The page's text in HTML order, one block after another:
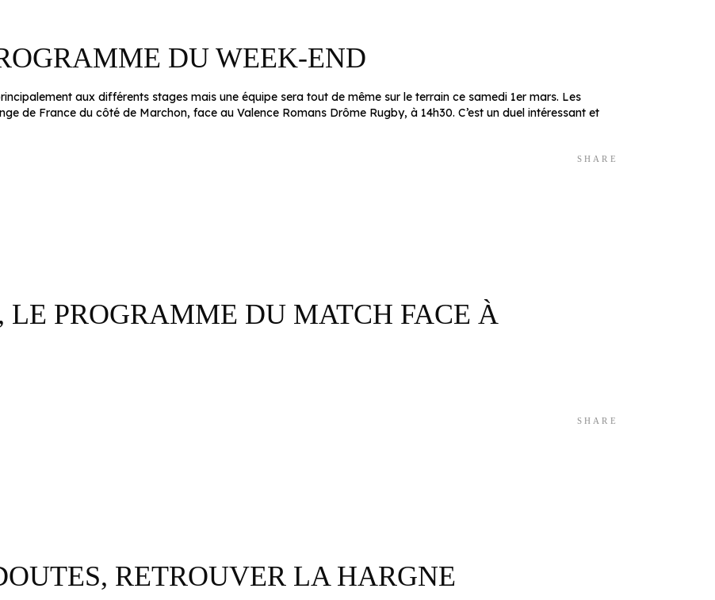
DU WEEK-END
aux différents stages mais une équipe sera tout de même sur le terrain ce samedi 1er mars. Les
de France du côté de Marchon, face au Valence Romans Drôme Rugby, à 14h30. C’est un duel intéressant et
SHARE
LE PROGRAMME DU MATCH FACE À
SHARE
RETROUVER LA HARGNE